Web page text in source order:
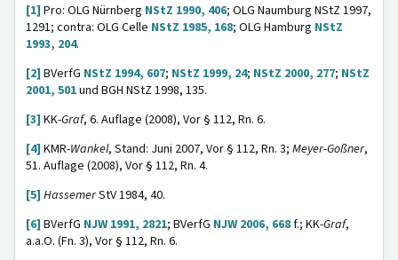
[1] Pro: OLG Nürnberg NStZ 1990, 406; OLG Naumburg NStZ 1997,
1291; contra: OLG Celle NStZ 1985, 168; OLG Hamburg NStZ
1993, 204.
[2] BVerfG NStZ 1994, 607; NStZ 1999, 24; NStZ 2000, 277; NStZ
2001, 501und BGH NStZ 1998, 135.
[3] KK-Graf, 6. Auflage (2008), Vor § 112, Rn. 6.
[4] KMR-Wankel, Stand: Juni 2007, Vor § 112, Rn. 3; Meyer-Goßner,
51. Auflage (2008), Vor § 112, Rn. 4.
[5] HassemerStV 1984, 40.
[6] BVerfG NJW 1991, 2821; BVerfG NJW 2006, 668f.; KK-Graf,
a.a.O. (Fn. 3), Vor § 112, Rn. 6.